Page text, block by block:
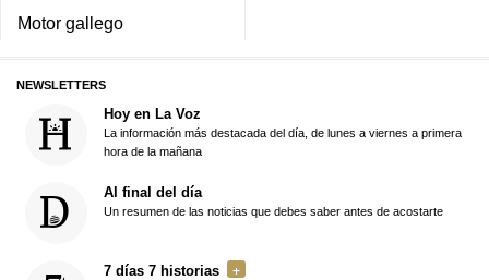
Motor gallego
NEWSLETTERS
Hoy en La Voz
La información más destacada del día, de lunes a viernes a primera
hora de la mañana
Al final del día
Un resumen de las noticias que debes saber antes de acostarte
7 días 7 historias